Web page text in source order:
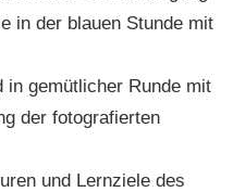
in der blauen Stunde mit
in gemütlicher Runde mit
der fotografierten
und Lernziele des